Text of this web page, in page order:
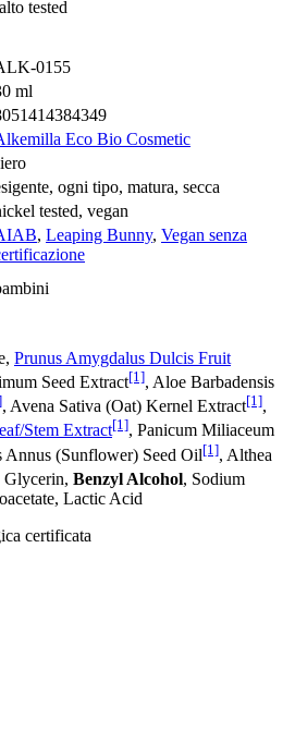
tested
0155
ml
Eco Bio Cosmetic
ogni tipo, matura, secca
tested, vegan
, Leaping Bunny, Vegan senza
Prunus Amygdalus Dulcis Fruit
Seed Extract[1], Aloe Barbadensis
, Avena Sativa (Oat) Kernel Extract[1],
Stem Extract[1], Panicum Miliaceum
Annus (Sunflower) Seed Oil[1], Althea
Glycerin, Benzyl Alcohol, Sodium
Lactic Acid
certificata